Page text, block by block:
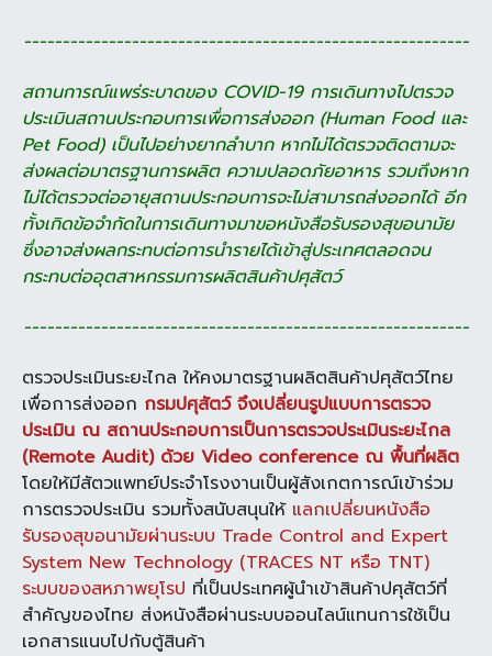
----------------------------------------------------------
สถานการณ์แพร่ระบาดของ COVID-19 การเดินทางไปตรวจ
ประเมินสถานประกอบการเพื่อการส่งออก (Human Food และ
Pet Food) เป็นไปอย่างยากลำบาก หากไม่ได้ตรวจติดตามจะ
ส่งผลต่อมาตรฐานการผลิต ความปลอดภัยอาหารรวมถึงหาก
ไม่ได้ตรวจต่ออายุสถานประกอบการจะไม่สามารถส่งออกได้ อีก
ทั้งเกิดข้อจำกัดในการเดินทางมาขอหนังสือรับรองสุขอนามัย
ซึ่งอาจส่งผลกระทบต่อการนำรายได้เข้าสู่ประเทศตลอดจน
กระทบต่ออุตสาหกรรมการผลิตสินค้าปศุสัตว์
----------------------------------------------------------
ตรวจประเมินระยะไกล ให้คงมาตรฐานผลิตสินค้าปศุสัตว์ไทย
เพื่อการส่งออก กรมปศุสัตว์ จึงเปลี่ยนรูปแบบการตรวจ
ประเมิน ณ สถานประกอบการเป็นการตรวจประเมินระยะไกล
(Remote Audit) ด้วย Video conference ณ พื้นที่ผลิต
โดยให้มีสัตวแพทย์ประจำโรงงานเป็นผู้สังเกตการณ์เข้าร่วม
การตรวจประเมิน รวมทั้งสนับสนุนให้ แลกเปลี่ยนหนังสือ
รับรองสุขอนามัยผ่านระบบ Trade Control and Expert
System New Technology (TRACES NT หรือ TNT)
ระบบของสหภาพยุโรป ที่เป็นประเทศผู้นำเข้าสินค้าปศุสัตว์ที่
สำคัญของไทย ส่งหนังสือผ่านระบบออนไลน์แทนการใช้เป็น
เอกสารแนบไปกับตู้สินค้า